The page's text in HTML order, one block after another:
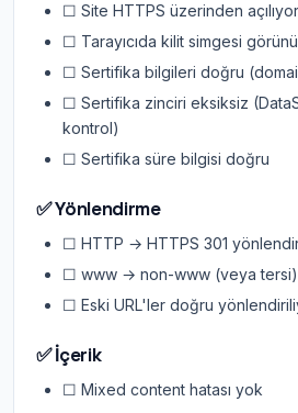
☐ Site HTTPS üzerinden açılıyor
☐ Tarayıcıda kilit simgesi
☐ Sertifika bilgileri doğru
☐ Sertifika zinciri eksiksiz
kontrol)
☐ Sertifika süre bilgisi doğru
✅ Yönlendirme
☐ HTTP → HTTPS 301
☐ www → non-www (veya tersi)
☐ Eski URL'ler doğru
✅ İçerik
☐ Mixed content hatası yok